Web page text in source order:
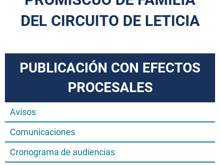
DEL CIRCUITO DE LETICIA
PUBLICACIÓN CON EFECTOS
PROCESALES
Avisos
Comunicaciones
Cronograma de audiencias